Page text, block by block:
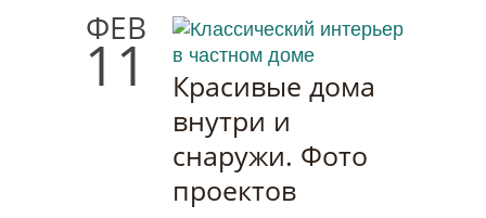
ФЕВ
11
Красивые дома
внутри и
снаружи. Фото
проектов